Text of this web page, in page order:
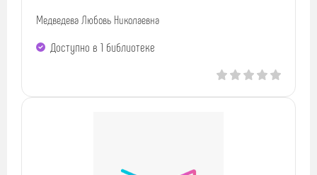
Медведева Любовь Николаевна
Доступно в 1 библиотекe